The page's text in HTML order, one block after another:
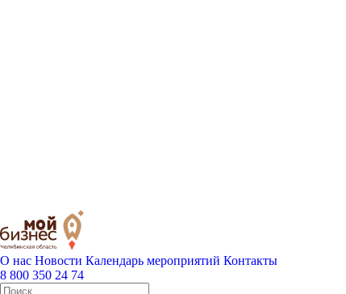
О нас Новости Календарь мероприятий Контакты
8 800 350 24 74